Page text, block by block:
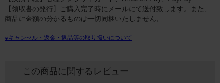
【領収書の発行】ご購入完了時にメールにて送付致します。また、
商品に金額の分かるものは一切同梱いたしません。
※キャンセル・返金・返品等の取り扱いについて
この商品に関するレビュー